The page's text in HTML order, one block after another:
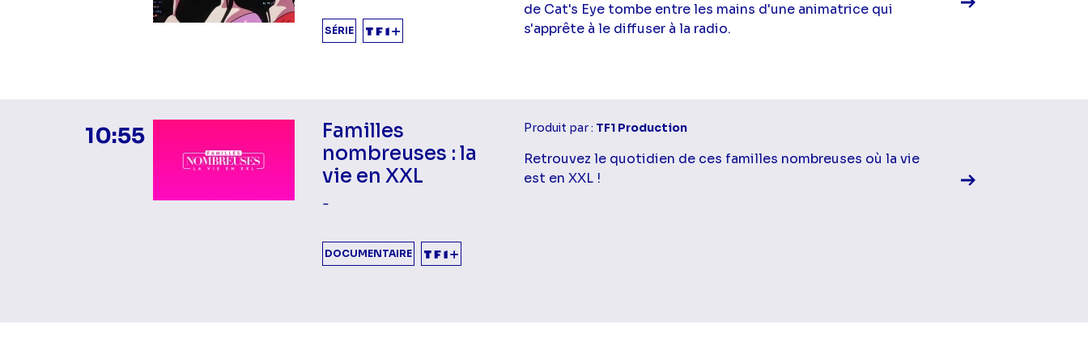
SÉRIE
de Cat's Eye tombe entre les mains d'une animatrice qui
s'apprête à le diffuser à la radio.
10:55
Familles
nombreuses : la
vie en XXL
-
DOCUMENTAIRE
Produit par : TF1 Production
Retrouvez le quotidien de ces familles nombreuses où la vie
est en XXL !